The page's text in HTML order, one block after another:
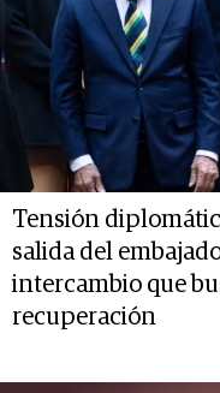
Tensión
salida del
intercambio que
recuperación